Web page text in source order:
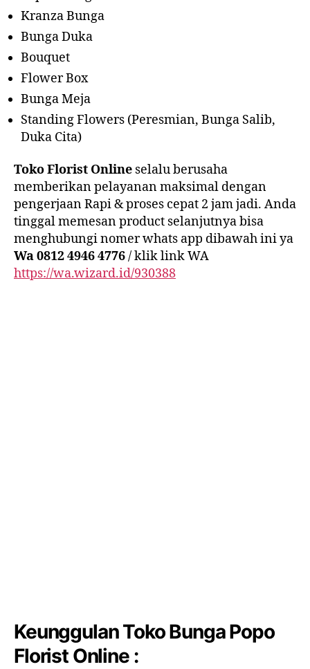
Kranza Bunga
Bunga Duka
Bouquet
Flower Box
Bunga Meja
Standing Flowers (Peresmian, Bunga Salib,
Duka Cita)
Toko Florist Online selalu berusaha
memberikan pelayanan maksimal dengan
pengerjaan Rapi & proses cepat 2 jam jadi. Anda
tinggal memesan product selanjutnya bisa
menghubungi nomer whats app dibawah ini ya
Wa 0812 4946 4776/ klik link WA
https://wa.wizard.id/930388
Keunggulan Toko Bunga Popo
Florist Online :